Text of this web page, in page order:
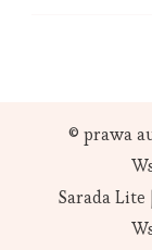
© prawa
Sarada